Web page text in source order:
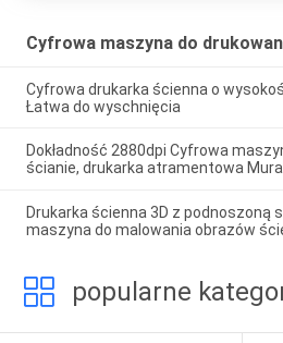
Cyfrowa maszyna do
Cyfrowa drukarka ścienna o
Łatwa do wyschnięcia
Dokładność 2880dpi Cyfrowa
ścianie, drukarka atramentowa Mural
Drukarka ścienna 3D z podnoszoną
maszyna do malowania obrazów
popularne